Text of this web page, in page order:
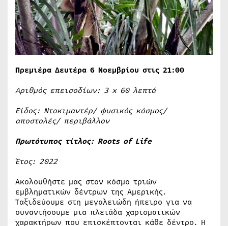
Πρεμιέρα Δευτέρα 6 Νοεμβρίου στις 21:00
Αριθμός επεισοδίων: 3 x 60 λεπτά
Είδος: Ντοκιμαντέρ/ φυσικός κόσμος/
αποστολές/ περιβάλλον
Πρωτότυπος τίτλος: Roots of Life
Έτος: 2022
Ακολουθήστε μας στον κόσμο τριών
εμβληματικών δέντρων της Αμερικής.
Ταξιδεύουμε στη μεγαλειώδη ήπειρο για να
συναντήσουμε μια πλειάδα χαρισματικών
χαρακτήρων που επισκέπτονται κάθε δέντρο. Η